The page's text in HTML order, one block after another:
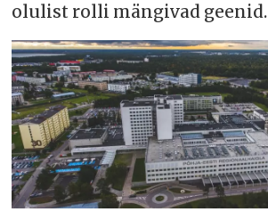
olulist rolli mängivad geenid.